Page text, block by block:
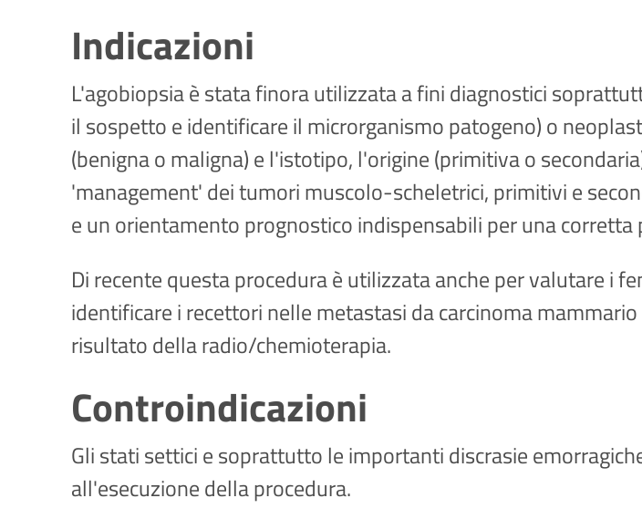
Indicazioni
L'agobiopsia è stata finora utilizzata a fini diagnostici
il sospetto e identificare il microrganismo patogeno) o
(benigna o maligna) e l'istotipo, l'origine (primitiva o
'management' dei tumori muscolo-scheletrici, primitivi e
e un orientamento prognostico indispensabili per una corretta
Di recente questa procedura è utilizzata anche per valutare i
identificare i recettori nelle metastasi da carcinoma
risultato della radio/chemioterapia.
Controindicazioni
Gli stati settici e soprattutto le importanti discrasie
all'esecuzione della procedura.